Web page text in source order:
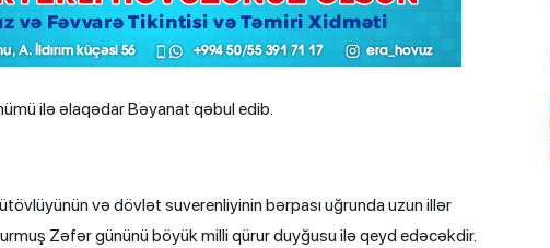
ilə əlaqədar Bəyanat qəbul edib.
və dövlət suverenliyinin bərpası uğrunda uzun illər
Zəfər gününü böyük milli qürur duyğusu ilə qeyd edəcəkdir.